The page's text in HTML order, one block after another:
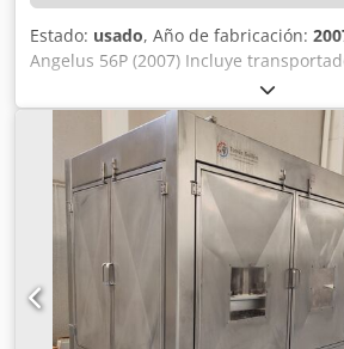
Estado: usado, Año de fabricación:
Angelus 56P (2007) Incluye
asociados. Tenga en cuenta que los
30466-371 se ofrecen
combinado 30466-348 como una
individuales de la línea completa
como lotes individuales, del 30466-
postores pueden pujar por la línea
lotes individuales. Las ventas están
requieren la aprobación del vendedor.
vendedor apruebe la oferta global
sea como un solo lote o como lotes
Dwjdpfxozl Ufvs Aldsa Se notificará a